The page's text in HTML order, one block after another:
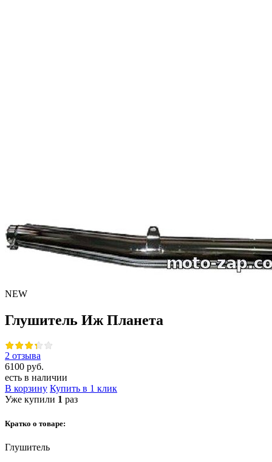
NEW
Глушитель Иж Планета
2 отзыва
6100 руб.
есть в наличии
В корзину Купить в 1 клик
Уже купили 1 раз
Кратко о товаре:
Глушитель